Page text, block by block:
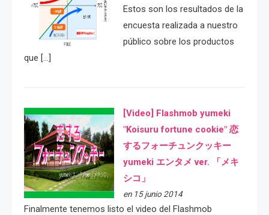
Estos son los resultados de la
encuesta realizada a nuestro
público sobre los productos
que […]
[Video] Flashmob yumeki
"Koisuru fortune cookie" 恋
するフォーチュンクッキー
yumeki エンタメ ver. 「メキ
シコ」
en 15 junio 2014
Finalmente tenemos listo el video del Flashmob